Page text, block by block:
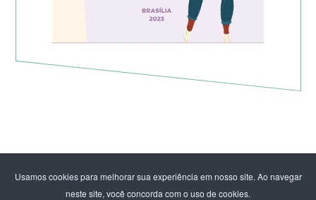
Usamos cookies para melhorar sua experiência em nosso site. Ao navegar
neste site, você concorda com o uso de cookies.